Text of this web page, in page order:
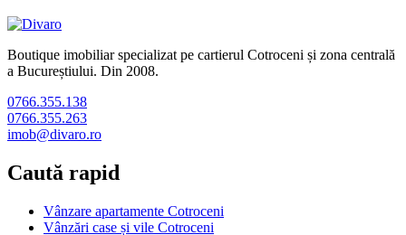
Boutique imobiliar specializat pe cartierul Cotroceni și zona centrală
a Bucureștiului. Din 2008.
0766.355.138
0766.355.263
imob@divaro.ro
Caută rapid
Vânzare apartamente Cotroceni
Vânzări case și vile Cotroceni